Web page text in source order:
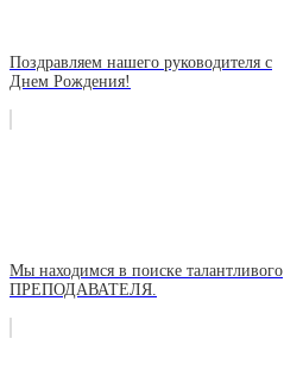
Поздравляем нашего руководителя с
Днем Рождения!
Мы находимся в поиске талантливого
ПРЕПОДАВАТЕЛЯ.